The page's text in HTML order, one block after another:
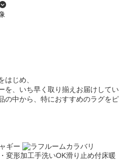
はじめ、
を、いち早く取り揃えお届けしてい
の中から、特におすすめのラグをピ
ギー
変形加工手洗いOK滑り止め付床暖